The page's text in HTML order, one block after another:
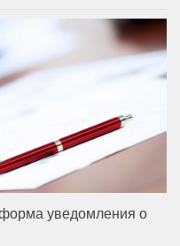
уведомления о